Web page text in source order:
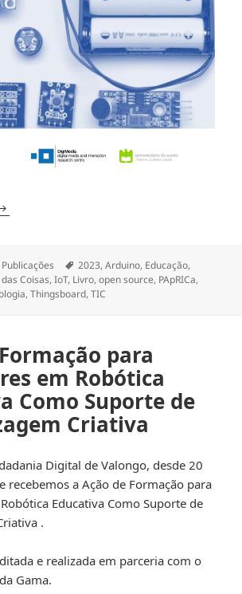
LIVRO – Potenciar aprendizagens
Categorias
Publicações Etiquetas
2023,Arduino, Educação,
Coisas,IoT, Livro,open source, PApRICa,
,Thingsboard,TIC
para
em Robótica
Como Suporte de
Criativa
Digital de Valongo, desde 20
recebemos a Ação de Formação para
Educativa Como Suporte de
.
e realizada em parceria com o
Gama.